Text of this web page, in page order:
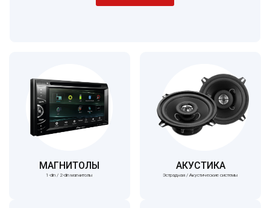
МАГНИТОЛЫ
1-din / 2-din магнитолы
АКУСТИКА
Эстрадная / Акустические системы